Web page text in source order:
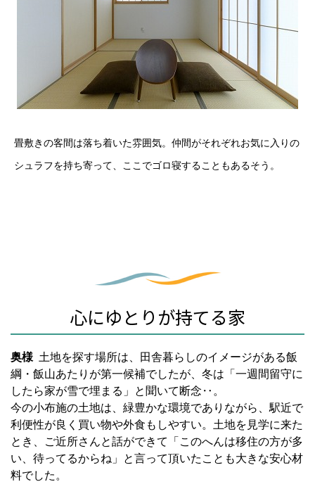
畳敷きの客間は落ち着いた雰囲気。仲間がそれぞれお気に入りの
シュラフを持ち寄って、ここでゴロ寝することもあるそう。
心にゆとりが持てる家
奥様 土地を探す場所は、田舎暮らしのイメージがある飯
綱・飯山あたりが第一候補でしたが、冬は「一週間留守に
したら家が雪で埋まる」と聞いて断念‥。
今の小布施の土地は、緑豊かな環境でありながら、駅近で
利便性が良く買い物や外食もしやすい。土地を見学に来た
とき、ご近所さんと話ができて「このへんは移住の方が多
い、待ってるからね」と言って頂いたことも大きな安心材
料でした。